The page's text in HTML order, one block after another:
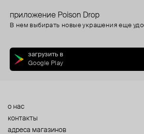
приложение Poison Drop
В нем выбирать новые украшения еще
загрузить в
Google Play
о нас
контакты
адреса магазинов